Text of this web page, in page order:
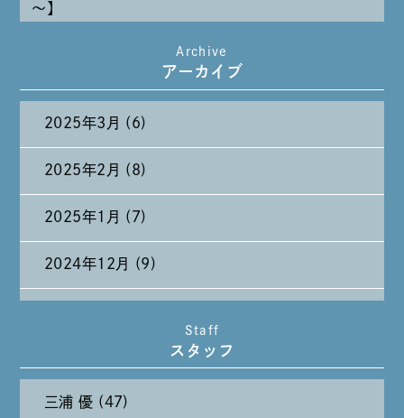
～】
たまには純喫茶なんて～～～
Archive
アーカイブ
2025年3月 (6)
2025年2月 (8)
2025年1月 (7)
2024年12月 (9)
2024年9月 (11)
Staff
スタッフ
三浦 優 (47)